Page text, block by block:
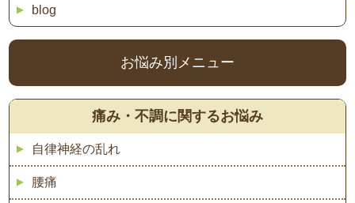
blog
お悩み別メニュー
痛み・不調に関するお悩み
自律神経の乱れ
腰痛